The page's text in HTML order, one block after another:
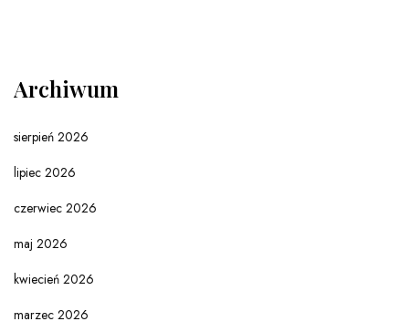
Archiwum
sierpień 2026
lipiec 2026
czerwiec 2026
maj 2026
kwiecień 2026
marzec 2026